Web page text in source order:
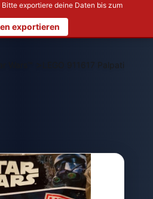
exportiere deine Daten bis zum
exportieren
LEGO 911617 Palpatine's